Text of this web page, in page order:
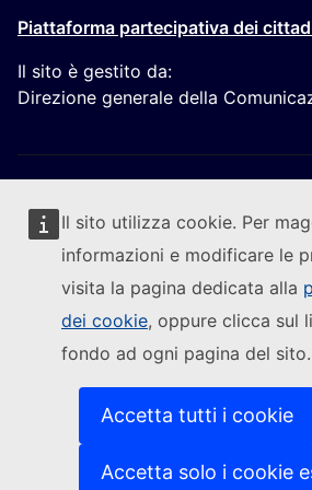
Il sito utilizza cookie. Per
informazioni e modificare le
visita la pagina dedicata alla
dei cookie, oppure clicca sul
fondo ad ogni pagina del sito.
Accetta tutti i cookie
Accetta solo i cookie
Piattaforma partecipativa dei
Il sito è gestito da:
Direzione generale della
Segui la Commissione europea
Contattaci(Link esterno)
Segnalare una vulnerabilità
Le lingue sui nostri siti web(Link
(Link esterno)
Politica in materia di privacy
Note legali(Link esterno)